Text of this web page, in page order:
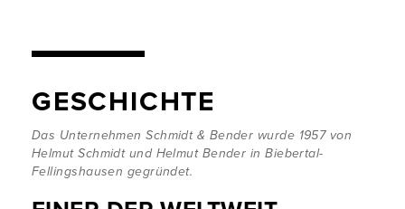
GESCHICHTE
Das Unternehmen Schmidt & Bender wurde 1957 von
Helmut Schmidt und Helmut Bender in Biebertal-
Fellingshausen gegründet.